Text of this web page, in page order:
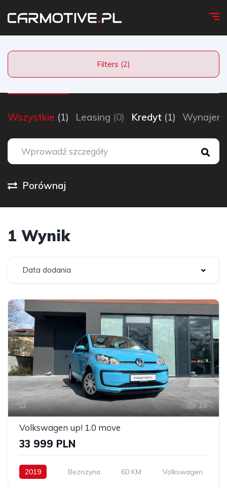
Filters (2)
Wszystkie (1) Leasing (0) Kredyt (1) Wynajem
Porównaj
1 Wynik
Data dodania
18
Volkswagen up! 1.0 move
33 999 PLN
2019 Beznzyna 60 KM Volkswagen